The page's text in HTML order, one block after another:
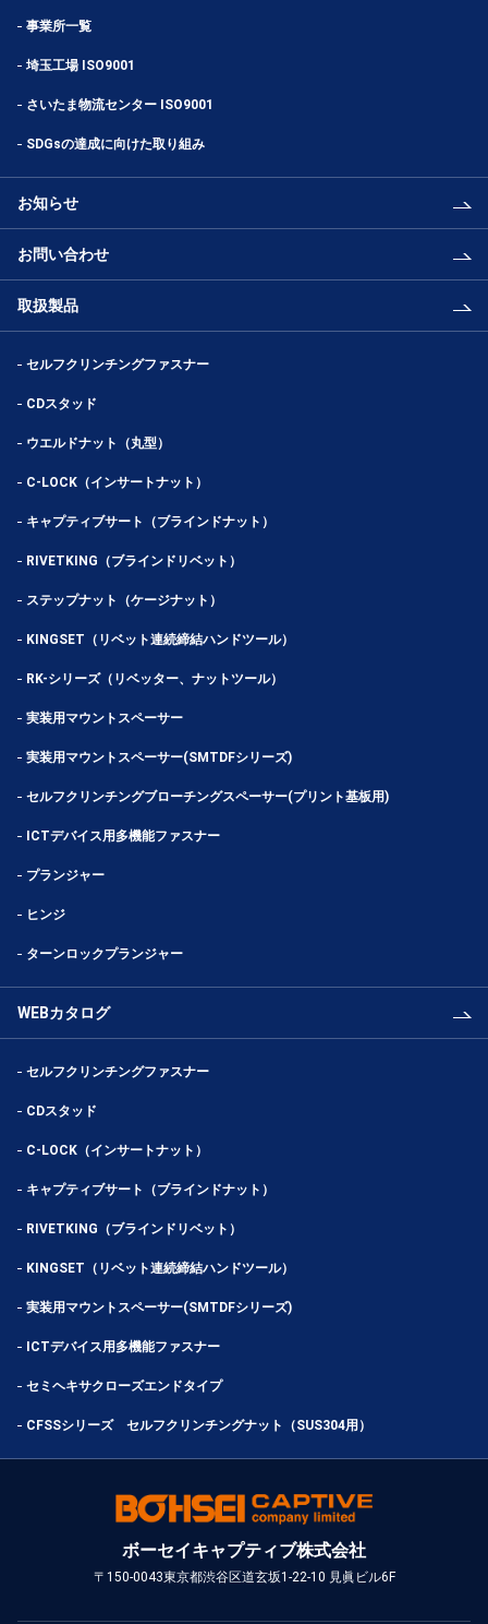
事業所一覧
埼玉工場 ISO9001
さいたま物流センター ISO9001
SDGsの達成に向けた取り組み
お知らせ
お問い合わせ
取扱製品
セルフクリンチングファスナー
CDスタッド
ウエルドナット（丸型）
C-LOCK（インサートナット）
キャプティブサート（ブラインドナット）
RIVETKING（ブラインドリベット）
ステップナット（ケージナット）
KINGSET（リベット連続締結ハンドツール）
RK-シリーズ（リベッター、ナットツール）
実装用マウントスペーサー
実装用マウントスペーサー(SMTDFシリーズ)
セルフクリンチングブローチングスペーサー(プリント基板用)
ICTデバイス用多機能ファスナー
プランジャー
ヒンジ
ターンロックプランジャー
WEBカタログ
セルフクリンチングファスナー
CDスタッド
C-LOCK（インサートナット）
キャプティブサート（ブラインドナット）
RIVETKING（ブラインドリベット）
KINGSET（リベット連続締結ハンドツール）
実装用マウントスペーサー(SMTDFシリーズ)
ICTデバイス用多機能ファスナー
セミヘキサクローズエンドタイプ
CFSSシリーズ セルフクリンチングナット（SUS304用）
ボーセイキャプティブ株式会社
〒150-0043東京都渋谷区道玄坂1-22-10 見眞ビル6F